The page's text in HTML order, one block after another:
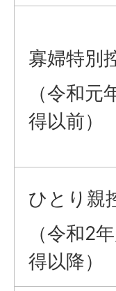
寡婦特別
（令和元
得以前）
ひとり親
（令和2
得以降）